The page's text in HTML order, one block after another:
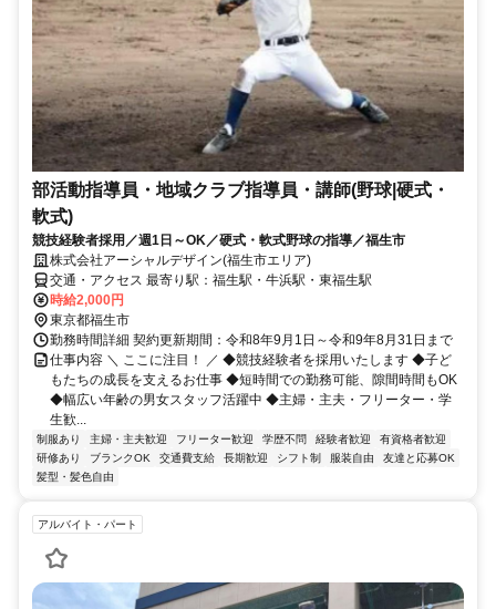
部活動指導員・地域クラブ指導員・講師(野球|硬式・
軟式)
競技経験者採用／週1日～OK／硬式・軟式野球の指導／福生市
株式会社アーシャルデザイン(福生市エリア)
交通・アクセス 最寄り駅：福生駅・牛浜駅・東福生駅
時給2,000円
東京都福生市
勤務時間詳細 契約更新期間：令和8年9月1日～令和9年8月31日まで
仕事内容 ＼ ここに注目！ ／ ◆競技経験者を採用いたします ◆子ど
もたちの成長を支えるお仕事 ◆短時間での勤務可能、隙間時間もOK
◆幅広い年齢の男女スタッフ活躍中 ◆主婦・主夫・フリーター・学
生歓...
制服あり 主婦・主夫歓迎 フリーター歓迎 学歴不問 経験者歓迎
有資格者歓迎
研修あり
ブランクOK 交通費支給 長期歓迎 シフト制 服装自由
友達と応募OK
髪型・髪色自由
アルバイト・パート